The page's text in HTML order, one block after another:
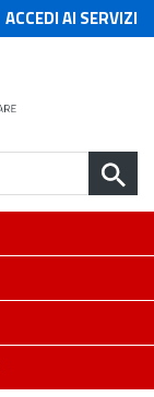
ACCEDI AI SERVIZI